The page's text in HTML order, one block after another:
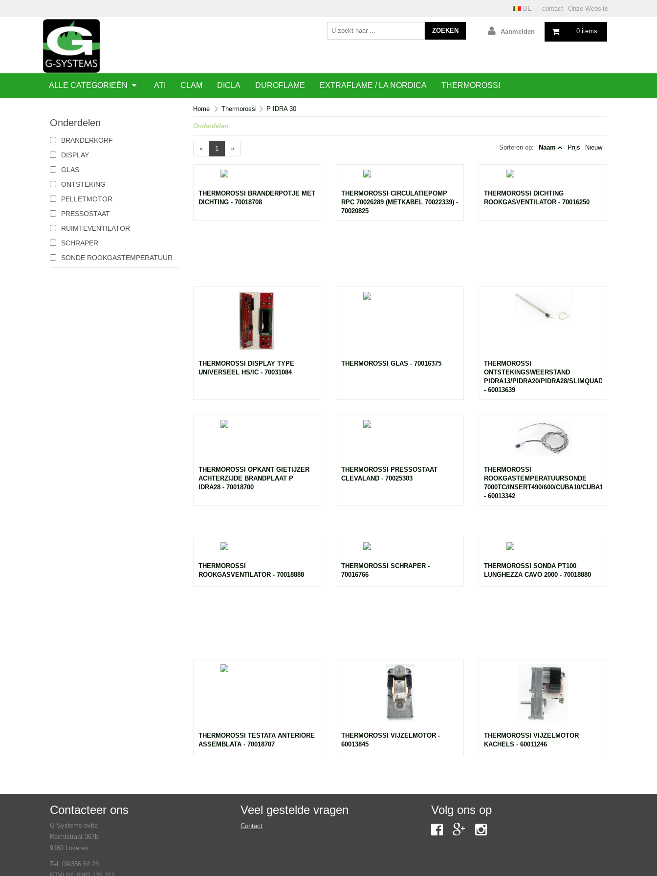
contact Onze Website
BE
0 items
Aanmelden
ZOEKEN
ALLE CATEGORIEËN ATI CLAM DICLA DUROFLAME EXTRAFLAME / LA NORDICA THERMOROSSI
Onderdelen
BRANDERKORF
DISPLAY
GLAS
ONTSTEKING
PELLETMOTOR
PRESSOSTAAT
RUIMTEVENTILATOR
SCHRAPER
SONDE ROOKGASTEMPERATUUR
Home Thermorossi P IDRA 30
Onderdelen
« 1 » Sorteren op: Naam Prijs Nieuw
THERMOROSSI BRANDERPOTJE MET
DICHTING - 70018708
THERMOROSSI CIRCULATIEPOMP
RPC 70026289 (METKABEL 70022339) -
70020825
THERMOROSSI DICHTING
ROOKGASVENTILATOR - 70016250
THERMOROSSI DISPLAY TYPE
UNIVERSEEL HS/IC - 70031084
THERMOROSSI GLAS - 70016375
THERMOROSSI
ONTSTEKINGSWEERSTAND
PIDRA13/PIDRA20/PIDRA28/SLIMQUADROIDRA14/
- 60013639
THERMOROSSI OPKANT GIETIJZER
ACHTERZIJDE BRANDPLAAT P
IDRA28 - 70018700
THERMOROSSI PRESSOSTAAT
CLEVALAND - 70025303
THERMOROSSI
ROOKGASTEMPERATUURSONDE
7000TC/INSERT490/600/CUBA10/CUBA12
- 60013342
THERMOROSSI
ROOKGASVENTILATOR - 70018888
THERMOROSSI SCHRAPER -
70016766
THERMOROSSI SONDA PT100
LUNGHEZZA CAVO 2000 - 70018880
THERMOROSSI TESTATA ANTERIORE
ASSEMBLATA - 70018707
THERMOROSSI VIJZELMOTOR -
60013845
THERMOROSSI VIJZELMOTOR
KACHELS - 60011246
Contacteer ons
G-Systems bvba
Rechtstraat 367b
9160 Lokeren
Tel. 09/356.64.23
Veel gestelde vragen
Contact
Volg ons op